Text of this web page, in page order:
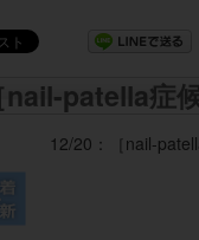
［nail-patella症
12/20： ［nail-